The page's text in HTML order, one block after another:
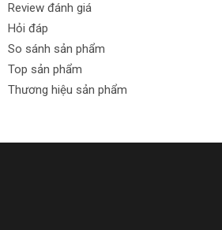
Review đánh giá
Hỏi đáp
So sánh sản phẩm
Top sản phẩm
Thương hiệu sản phẩm